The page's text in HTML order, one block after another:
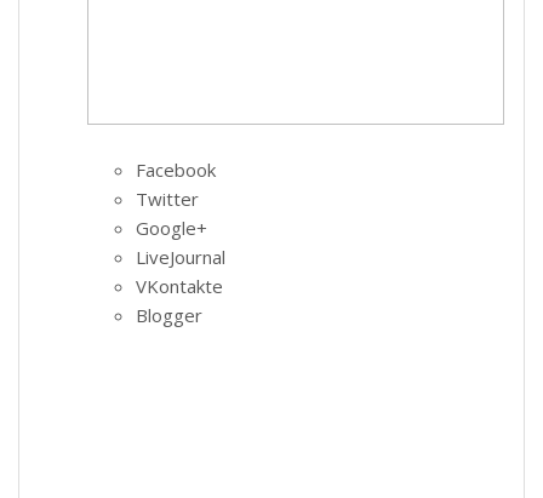
Facebook
Twitter
Google+
LiveJournal
VKontakte
Blogger